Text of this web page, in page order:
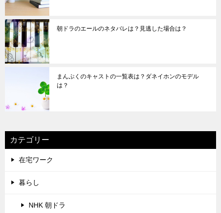
朝ドラのエールのネタバレは？見逃した場合は？
まんぷくのキャストの一覧表は？ダネイホンのモデル
は？
カテゴリー
在宅ワーク
暮らし
NHK 朝ドラ